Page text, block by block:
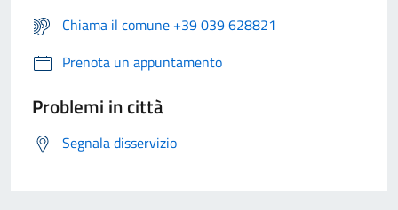
Chiama il comune +39 039 628821
Prenota un appuntamento
Problemi in città
Segnala disservizio